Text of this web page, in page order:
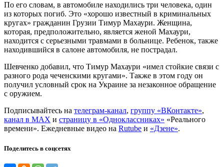
По его словам, в автомобиле находились три человека, один
из которых погиб. Это «хорошо известный в криминальных
кругах» гражданин Грузии Тимур Махаури. Женщина,
которая, предположительно, является женой Махаури,
находится с серьезными травмами в больнице. Ребенок, также
находившийся в салоне автомобиля, не пострадал.
Шевченко добавил, что Тимур Махаури «имел стойкие связи с
разного рода чеченскими кругами». Также в этом году он
получил условный срок на Украине за незаконное обращение
с оружием.
Подписывайтесь на телеграм-канал, группу «ВКонтакте»,
канал в MAX и страницу в «Одноклассниках» «Реального
времени». Ежедневные видео на Rutube и «Дзене».
Поделитесь в соцсетях